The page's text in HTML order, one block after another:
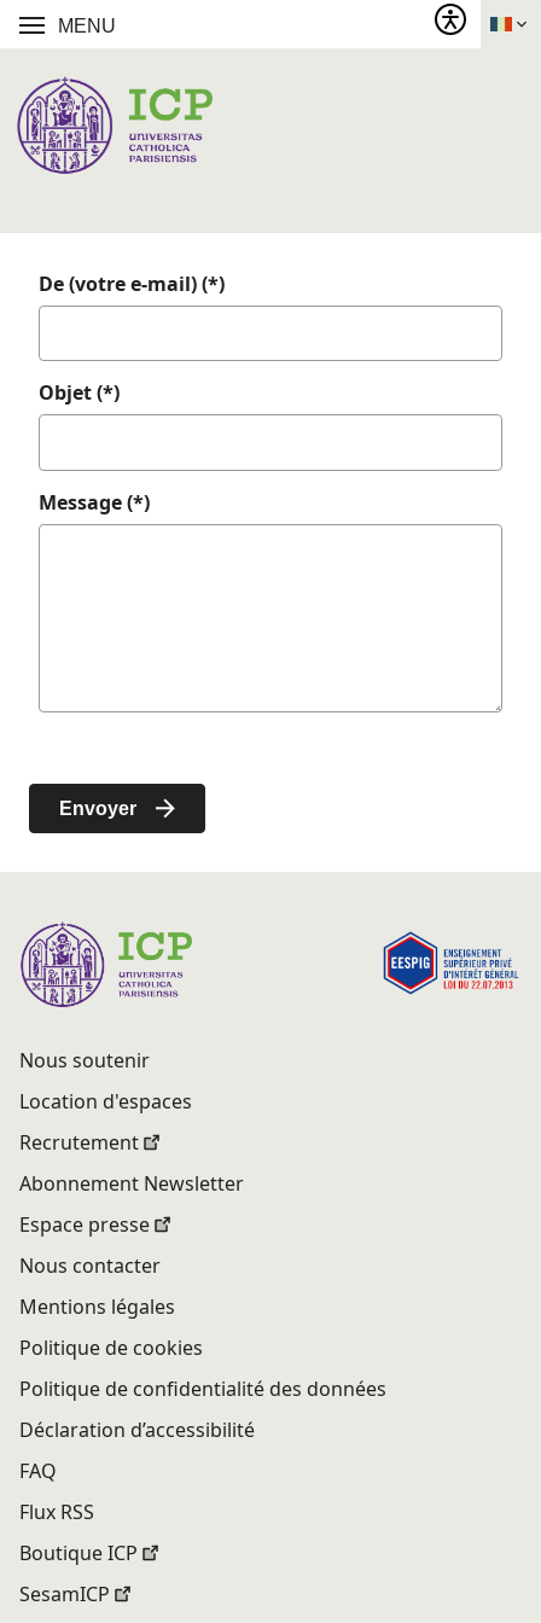
MENU
De (votre e-mail) (*)
Objet (*)
Message (*)
Nous soutenir
Location d'espaces
Recrutement
Abonnement Newsletter
Espace presse
Nous contacter
Mentions légales
Politique de cookies
Politique de confidentialité des données
Déclaration d’accessibilité
FAQ
Flux RSS
Boutique ICP
SesamICP